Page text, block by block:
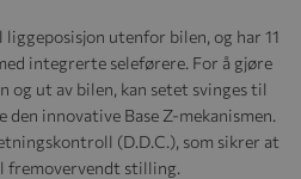
utenfor bilen, og har 11
integrerte seleførere. For å gjøre
ut av bilen, kan setet svinges til
innovative Base Z-mekanismen.
(D.D.C.), som sikrer at
fremovervendt stilling.